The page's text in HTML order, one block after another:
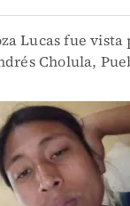
Lucas fue
Cholula,